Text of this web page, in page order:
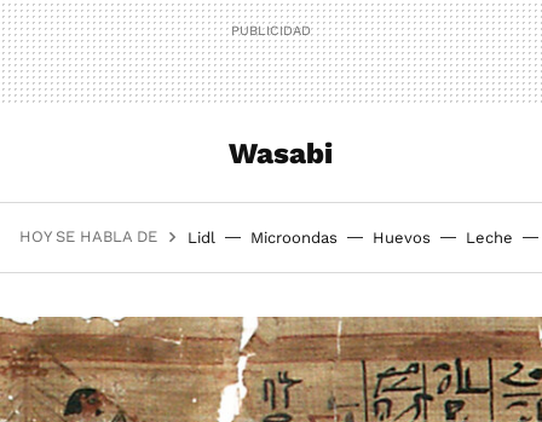
Wasabi
HOY SE HABLA DE Lidl Microondas Huevos Leche